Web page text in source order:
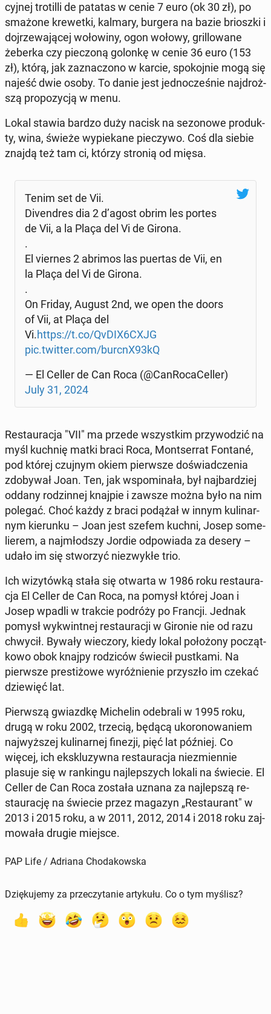
cyj­nej tro­til­li de patatas w cenie 7 euro (ok 30 zł), po
smażone kre­wet­ki, kalmary, burgera na bazie briosz­ki i
doj­rze­wa­ją­cej wo­ło­wi­ny, ogon wołowy, gril­lo­wa­ne
żeberka czy pie­czo­ną golonkę w cenie 36 euro (153
zł), którą, jak za­zna­czo­no w karcie, spo­koj­nie mogą się
najeść dwie osoby. To danie jest jed­no­cze­śnie naj­droż­
szą pro­po­zy­cją w menu.
Lokal stawia bardzo duży nacisk na se­zo­no­we pro­duk­
ty, wina, świeże wy­pie­ka­ne pie­czy­wo. Coś dla siebie
znajdą też tam ci, którzy stronią od mięsa.
Tenim set de Vii.
Di­ven­dres dia 2 d’agost obrim les portes
de Vii, a la Plaça del Vi de Girona.
.
El viernes 2 abrimos las puertas de Vii, en
la Plaça del Vi de Girona.
.
On Friday, August 2nd, we open the doors
of Vii, at Plaça del
Vi.https://t.co/QvDIX6CXJG
pic.twitter.com/burcnX93kQ
— El Celler de Can Roca (@Can­Ro­ca­Cel­ler)
July 31, 2024
Re­stau­ra­cja "VII" ma przede wszyst­kim przy­wo­dzić na
myśl kuchnię matki braci Roca, Mont­ser­rat Fontané,
pod której czujnym okiem pierw­sze do­świad­cze­nia
zdo­by­wał Joan. Ten, jak wspo­mi­na­ła, był naj­bar­dziej
oddany ro­dzin­nej knajpie i zawsze można było na nim
polegać. Choć każdy z braci podążał w innym ku­li­nar­
nym kie­run­ku – Joan jest szefem kuchni, Josep so­me­
lie­rem, a naj­młod­szy Jordie od­po­wia­da za desery –
udało im się stwo­rzyć nie­zwy­kłe trio.
Ich wi­zy­tów­ką stała się otwarta w 1986 roku re­stau­ra­
cja El Celler de Can Roca, na pomysł której Joan i
Josep wpadli w trakcie podróży po Francji. Jednak
pomysł wy­kwint­nej re­stau­ra­cji w Gironie nie od razu
chwycił. Bywały wie­czo­ry, kiedy lokal po­ło­żo­ny po­cząt­
ko­wo obok knajpy ro­dzi­ców świecił pust­ka­mi. Na
pierw­sze pre­sti­żo­we wy­róż­nie­nie przy­szło im czekać
dzie­więć lat.
Pierw­szą gwiazd­kę Mi­che­lin ode­bra­li w 1995 roku,
drugą w roku 2002, trzecią, będącą uko­ro­no­wa­niem
naj­wyż­szej ku­li­nar­nej finezji, pięć lat później. Co
więcej, ich eks­klu­zyw­na re­stau­ra­cja nie­zmien­nie
plasuje się w ran­kin­gu naj­lep­szych lokali na świecie. El
Celler de Can Roca została uznana za naj­lep­szą re­
stau­ra­cję na świecie przez magazyn „Re­stau­rant" w
2013 i 2015 roku, a w 2011, 2012, 2014 i 2018 roku zaj­
mo­wa­ła drugie miejsce.
PAP Life / Adriana Chodakowska
Dziękujemy za przeczytanie artykułu. Co o tym myślisz?